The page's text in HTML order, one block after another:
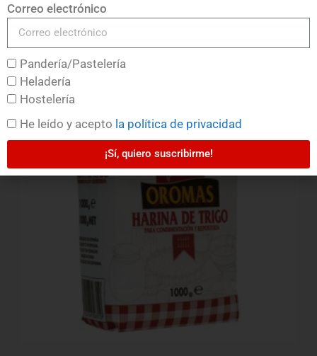
Correo electrónico
Pandería/Pastelería
Heladería
Hostelería
He leído y acepto la política de privacidad
¡Sí, quiero suscribirme!